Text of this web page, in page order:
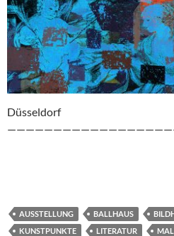
Düsseldorf
AUSSTELLUNG BALLHAUS
KUNSTPUNKTE
LITERATUR